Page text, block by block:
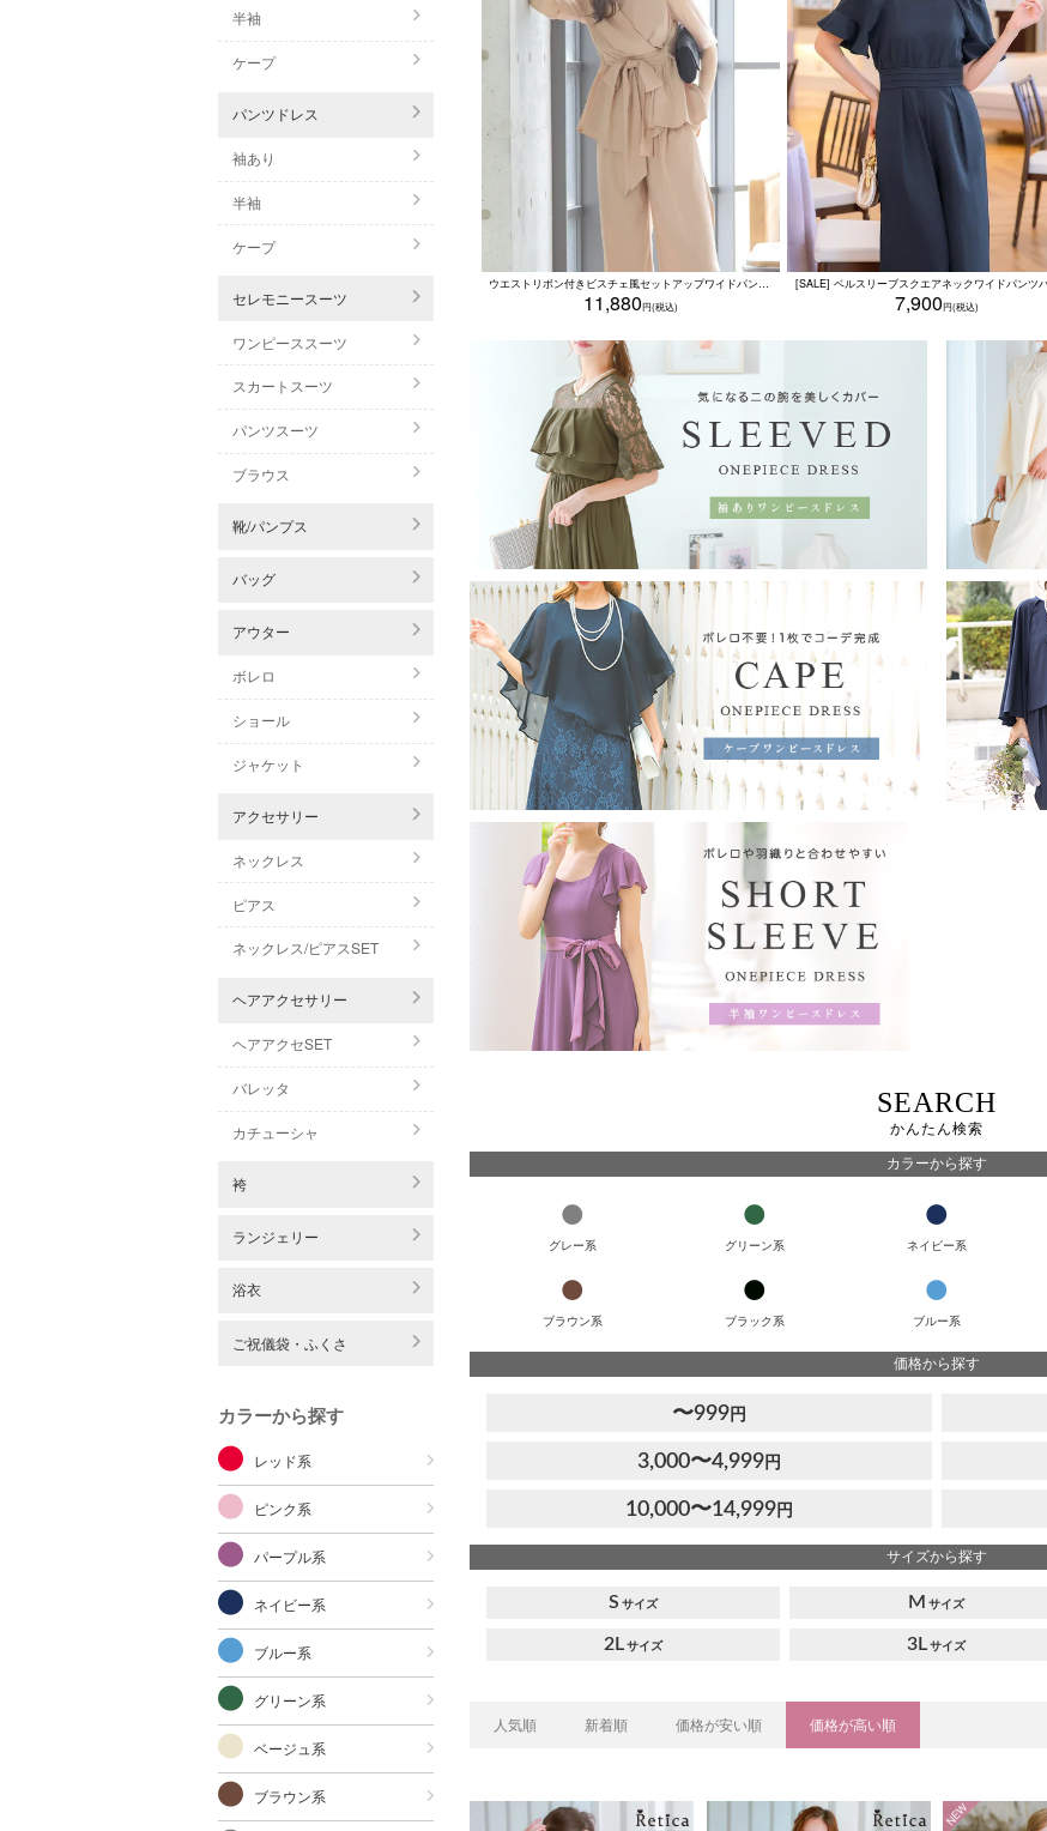
半袖
ケープ
パンツドレス
袖あり
半袖
ケープ
セレモニースーツ
ワンピーススーツ
スカートスーツ
パンツスーツ
ブラウス
靴/パンプス
バッグ
アウター
ボレロ
ショール
ジャケット
アクセサリー
ネックレス
ピアス
ネックレス/ピアスSET
ヘアアクセサリー
ヘアアクセSET
バレッタ
カチューシャ
袴
ランジェリー
浴衣
ご祝儀袋・ふくさ
カラーから探す
レッド系
ピンク系
パープル系
ネイビー系
ブルー系
グリーン系
ベージュ系
ブラウン系
ウエストリボン付きビスチェ風セットアップワイドパンツドレス 半袖 袖あり チュール シースルー 結婚式 パーティードレス (S～3L)
11,880 7,900
SEARCH
かんたん検索
カラーから探す
グレー系 グリーン系 ネイビー系
ブラウン系 ブラック系 ブルー系
価格から探す
〜999 円
3,000〜4,999 円
10,000〜14,999 円
サイズから探す
S M
2L 3L
人気順 新着順 価格が安い順 価格が高い順
NEW